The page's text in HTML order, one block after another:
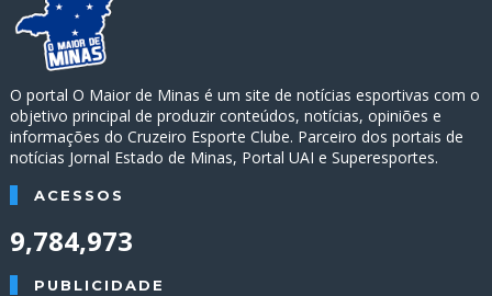
O portal O Maior de Minas é um site de notícias esportivas com o
objetivo principal de produzir conteúdos, notícias, opiniões e
informações do Cruzeiro Esporte Clube. Parceiro dos portais de
notícias Jornal Estado de Minas, Portal UAI e Superesportes.
ACESSOS
9,784,973
PUBLICIDADE